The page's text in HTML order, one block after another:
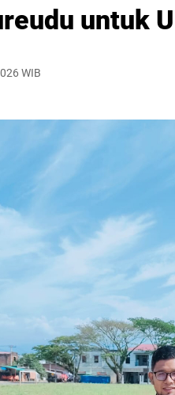
untuk
WIB